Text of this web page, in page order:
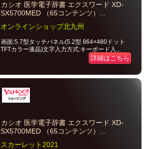
カシオ 医学電子辞書 エクスワード XD-
SX5700MED （65コンテンツ）...
オンラインショップ北九州
画面:5.7型タッチパネル(5.2型 864×480ドット
TFTカラー液晶)文字入力方式:キーボード入...
詳細はこちら
カシオ 医学電子辞書 エクスワード XD-
SX5700MED （65コンテンツ）...
スカーレット2021